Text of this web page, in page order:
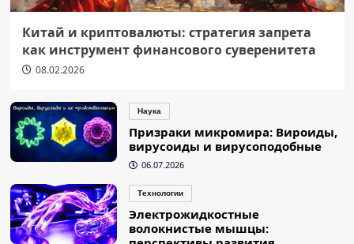
Китай и криптовалюты: стратегия запрета
как инструмент финансового суверенитета
08.02.2026
Наука
Призраки микромира: Вироиды,
вирусоиды и вирусоподобные
06.07.2026
Технологии
Электрожидкостные
волокнистые мышцы: